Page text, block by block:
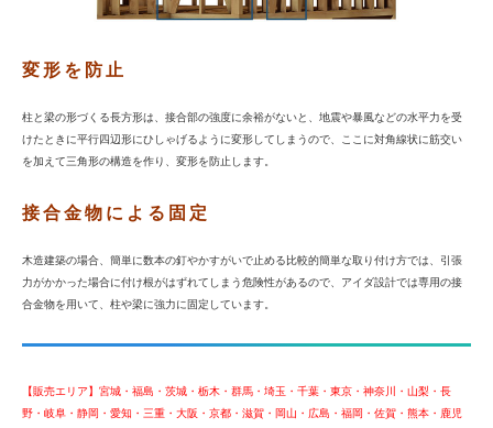
変形を防止
柱と梁の形づくる長方形は、接合部の強度に余裕がないと、地震や暴風などの水平力を受
けたときに平行四辺形にひしゃげるように変形してしまうので、ここに対角線状に筋交い
を加えて三角形の構造を作り、変形を防止します。
接合金物による固定
木造建築の場合、簡単に数本の釘やかすがいで止める比較的簡単な取り付け方では、引張
力がかかった場合に付け根がはずれてしまう危険性があるので、アイダ設計では専用の接
合金物を用いて、柱や梁に強力に固定しています。
【販売エリア】宮城・福島・茨城・栃木・群馬・埼玉・千葉・東京・神奈川・山梨・長
野・岐阜・静岡・愛知・三重・大阪・京都・滋賀・岡山・広島・福岡・佐賀・熊本・鹿児